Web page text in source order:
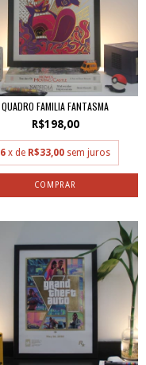
QUADRO FAMILIA FANTASMA
R$198,00
6 x de R$33,00 sem juros